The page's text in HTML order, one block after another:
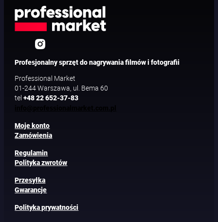
Profesjonalny sprzęt do nagrywania filmów i fotografii
Professional Market
01-244 Warszawa, ul. Bema 60
tel+48 22 652-37-83
Moje konto
Zamówienia
Regulamin
Polityka zwrotów
Przesyłka
Gwarancje
Polityka prywatności